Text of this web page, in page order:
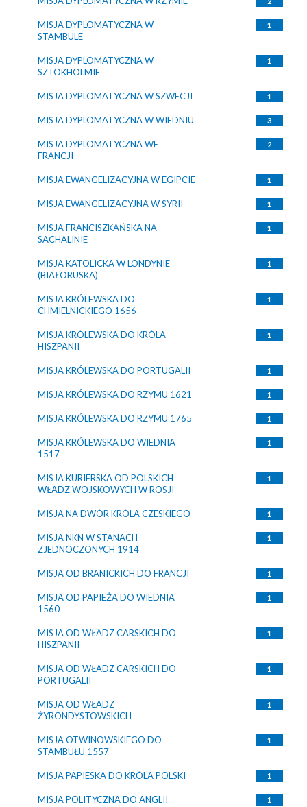
MISJA DYPLOMATYCZNA W
STAMBULE
1
MISJA DYPLOMATYCZNA W
SZTOKHOLMIE
1
MISJA DYPLOMATYCZNA W SZWECJI 1
MISJA DYPLOMATYCZNA W WIEDNIU 3
MISJA DYPLOMATYCZNA WE
FRANCJI
2
MISJA EWANGELIZACYJNA W EGIPCIE 1
MISJA EWANGELIZACYJNA W SYRII 1
MISJA FRANCISZKAŃSKA NA
SACHALINIE
1
MISJA KATOLICKA W LONDYNIE
(BIAŁORUSKA)
1
MISJA KRÓLEWSKA DO
CHMIELNICKIEGO 1656
1
MISJA KRÓLEWSKA DO KRÓLA
HISZPANII
1
MISJA KRÓLEWSKA DO PORTUGALII 1
MISJA KRÓLEWSKA DO RZYMU 1621 1
MISJA KRÓLEWSKA DO RZYMU 1765 1
MISJA KRÓLEWSKA DO WIEDNIA
1517
1
MISJA KURIERSKA OD POLSKICH
WŁADZ WOJSKOWYCH W ROSJI
1
MISJA NA DWÓR KRÓLA CZESKIEGO 1
MISJA NKN W STANACH
ZJEDNOCZONYCH 1914
1
MISJA OD BRANICKICH DO FRANCJI 1
MISJA OD PAPIEŻA DO WIEDNIA
1560
1
MISJA OD WŁADZ CARSKICH DO
HISZPANII
1
MISJA OD WŁADZ CARSKICH DO
PORTUGALII
1
MISJA OD WŁADZ
ŻYRONDYSTOWSKICH
1
MISJA OTWINOWSKIEGO DO
STAMBUŁU 1557
1
MISJA PAPIESKA DO KRÓLA POLSKI 1
MISJA POLITYCZNA DO ANGLII 1